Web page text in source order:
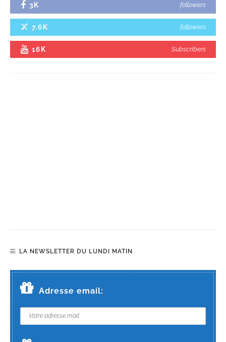
3K followers
7.6K followers
16K Subscribers
LA NEWSLETTER DU LUNDI MATIN
Adresse email: